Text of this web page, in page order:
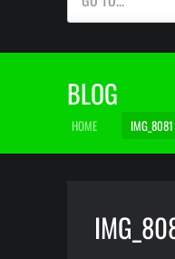
BLOG
HOME IMG_8081